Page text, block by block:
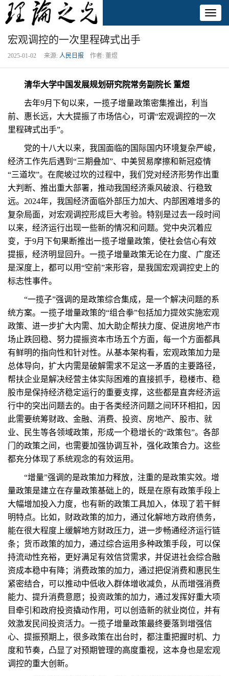
宏观调控的一次里程碑式出手
2025-01-02 来源: 人民日报 作者: 董煜
清华大学中国发展规划研究院常务副院长 董煜
去年9月下旬以来，一揽子增量政策密集推出，利当
前、惠长远，大大提振了市场信心，可谓“宏观调控的一次
里程碑式出手”。
党的十八大以来，我国面临的国际国内环境复杂严峻，
经济工作先后遇到“三期叠加”、中美贸易摩擦和新冠疫情
“三道坎”。在爬坡过坎的过程中，我们党对经济形势作出重
大判断、推出重大部署，推动我国经济乘风破浪、行稳致
远。2024年，我国经济面临外部压力加大、内部困难增多的
复杂局面，对宏观调控形成巨大考验。特别是过去一段时间
以来，经济运行出现一些新的情况和问题。党中央沉着应
变，于9月下旬果断推出一揽子增量政策，使社会信心有效
提振，经济明显回升。一揽子增量政策无论在力度、广度还
是深度上，都可以用“空前”来形容，是我国宏观调控史上的
标志性事件。
“一揽子”强调的是政策综合集成，是一个解决问题的系
统方案。一揽子增量政策的“组合拳”包括加力提效实施宏观
政策、进一步扩大内需、加大助企帮扶力度、促进房地产市
场止跌回稳、努力提振资本市场五个方面，每一个方面都具
有鲜明的指向性和针对性。从基本架构看，宏观政策加力是
总体导向，扩大内需是破解需求不足这一矛盾的主要路径，
帮扶企业是解决经营主体实际困难的直接抓手，稳楼市、稳
股市是保持经济稳定运行的重要支撑，这些都是直奔经济运
行中的突出问题去的。由于各类经济问题之间环环相扣，因
此需要统筹财政、金融、消费、投资、房地产、股市、就
业、民生等各领域政策，形成一个稳增长的“政策包”。各部
门的政策之间，也需要加强协调互补，强化政策合力。这些
都充分体现了系统观念的有效运用。
“增量”强调的是政策加力释放，注重的是政策实效。增
量政策是建立在存量政策基础上的，既是在原有政策手段上
大幅增加投入力度，也有新的政策工具加入，体现了若干鲜
明特点。比如，财政政策的加力，通过化解地方政府债务，
能在很大程度上缓解地方财政压力，进一步畅通经济运行链
条；货币政策的加力，通过综合运用多种政策手段，可以保
持流动性充裕，更好满足有效信贷需求，并促进社会综合融
资成本稳中有降；消费政策的加力，通过把促消费和惠民生
紧密结合，可以推动中低收入群体增收减负，从而增强消费
能力、提升消费意愿；投资政策的加力，通过发挥好重大项
目牵引和政府投资撬动作用，可以创造新的就业岗位，并有
效激发民间投资活力。一揽子增量政策最终要落到增强信
心、提振预期上，很多政策在出台时，都注重把握时机、力
度和节奏，凸显了对预期管理的高度重视，这本身也是宏观
调控的重大创新。